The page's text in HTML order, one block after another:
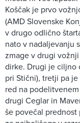
Koščak je prvo
(AMD Slovenske
v drugo odlično
nato v nadaljevanju
zmage v drugi
dirke. Drugi je ciljno
pri Stični), tretji pa
red na
drugi Ceglar in
še povečal